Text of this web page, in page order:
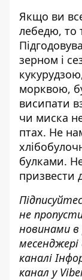
Якщо ви
лебедю, то
зерном і
морквою,
висипати
чи миска
птах. Не
булками.
призвести
не
новинами
каналі
канал у